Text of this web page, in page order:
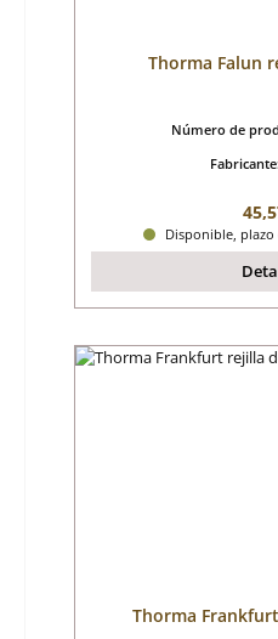
Thorma Falun
Número de
Disponible, plazo
Thorma